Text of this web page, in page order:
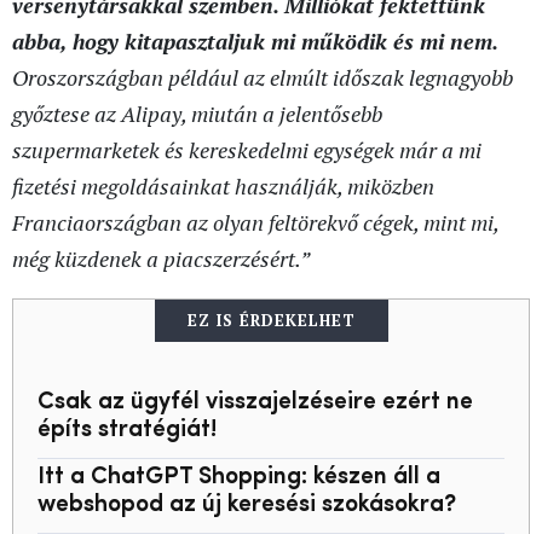
abba, hogy kitapasztaljuk mi működik és mi nem.
Oroszországban például az elmúlt időszak legnagyobb
győztese az Alipay, miután a jelentősebb
szupermarketek és kereskedelmi egységek már a mi
fizetési megoldásainkat használják, miközben
Franciaországban az olyan feltörekvő cégek, mint mi,
még küzdenek a piacszerzésért.”
EZ IS ÉRDEKELHET
Csak az ügyfél visszajelzéseire ezért ne
építs stratégiát!
Itt a ChatGPT Shopping: készen áll a
webshopod az új keresési szokásokra?